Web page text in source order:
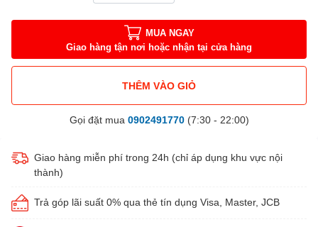
MUA NGAY
Giao hàng tận nơi hoặc nhận tại cửa hàng
THÊM VÀO GIỎ
Gọi đặt mua 0902491770(7:30 - 22:00)
Giao hàng miễn phí trong 24h (chỉ áp dụng khu vực nội
thành)
Trả góp lãi suất 0% qua thẻ tín dụng Visa, Master, JCB